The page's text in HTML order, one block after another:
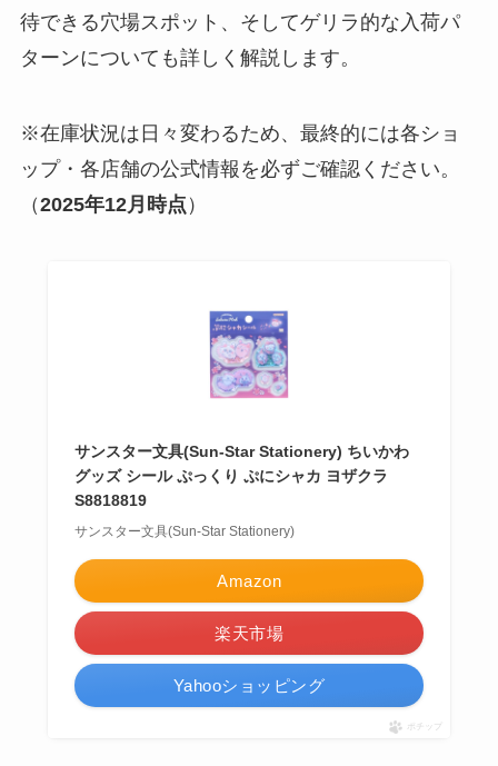
待できる穴場スポット、そしてゲリラ的な入荷パ
ターンについても詳しく解説します。
※在庫状況は日々変わるため、最終的には各ショ
ップ・各店舗の公式情報を必ずご確認ください。
（2025年12月時点 ）
サンスター文具(Sun-Star Stationery) ちいかわ
グッズ シール ぷっくり ぷにシャカ ヨザクラ
S8818819
サンスター文具(Sun-Star Stationery)
Amazon
楽天市場
Yahooショッピング
ポチップ